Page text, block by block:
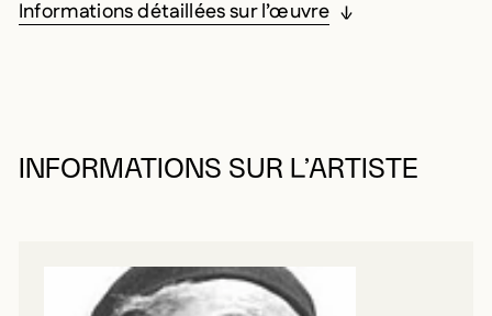
Informations détaillées sur l’œuvre
INFORMATIONS SUR L’ARTISTE